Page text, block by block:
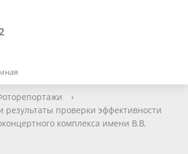
›
результаты проверки эффективности
комплекса имени В.В.